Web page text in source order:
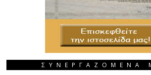
ΣΥΝΕΡΓΑΖΟΜΕΝΑ